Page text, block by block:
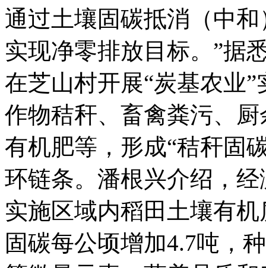
通过土壤固碳抵消（中
实现净零排放目标。”据
在芝山村开展“炭基农业
作物秸秆、畜禽粪污、
有机肥等，形成“秸秆
环链条。潘根兴介绍，
实施区域内稻田土壤有
固碳每公顷增加4.7吨，